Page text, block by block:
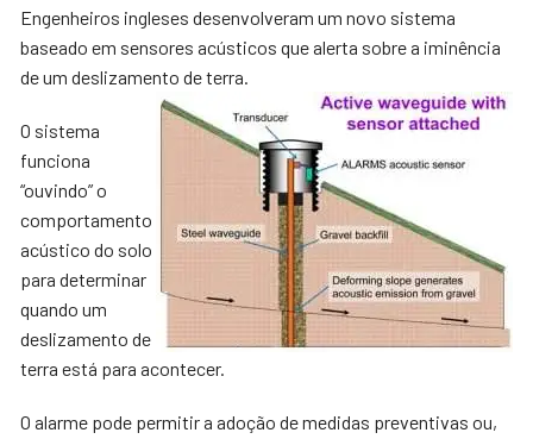
Engenheiros ingleses desenvolveram um novo sistema
baseado em sensores acústicos que alerta sobre a iminência
de um deslizamento de terra.
O sistema
funciona
“ouvindo” o
comportamento
acústico do solo
para determinar
quando um
deslizamento de
terra está para acontecer.
O alarme pode permitir a adoção de medidas preventivas ou,